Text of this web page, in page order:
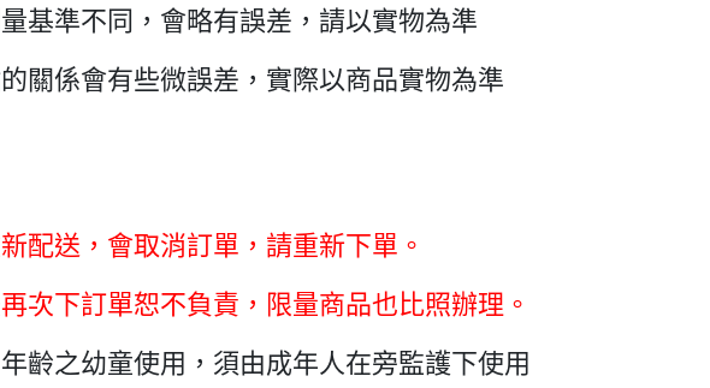
基準不同，會略有誤差，請以實物為準
關係會有些微誤差，實際以商品實物為準
配送，會取消訂單，請重新下單。
次下訂單恕不負責，限量商品也比照辦理。
齡之幼童使用，須由成年人在旁監護下使用